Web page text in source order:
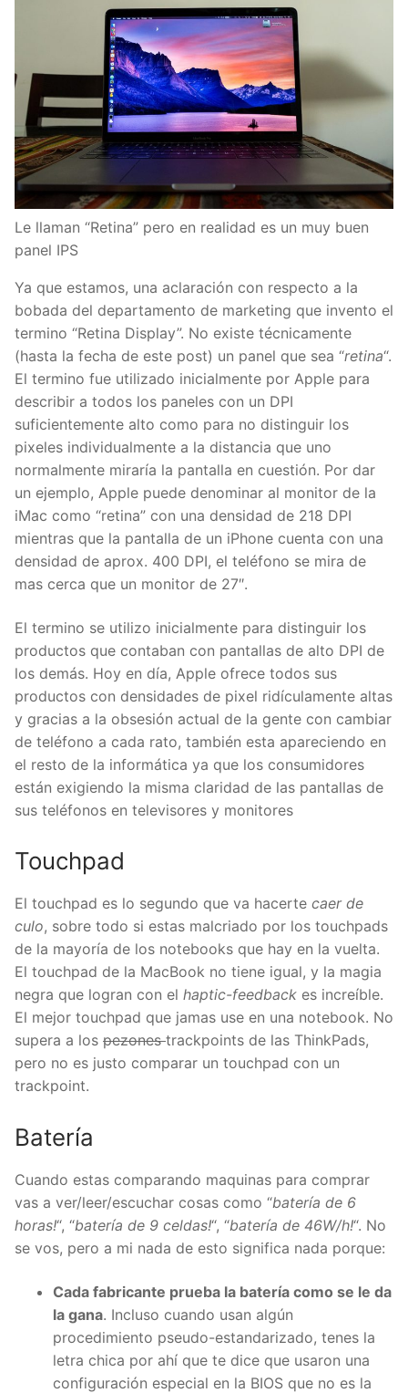
Le llaman “Retina” pero en realidad es un muy buen
panel IPS
Ya que estamos, una aclaración con respecto a la
bobada del departamento de marketing que invento el
termino “Retina Display”. No existe técnicamente
(hasta la fecha de este post) un panel que sea “retina“.
El termino fue utilizado inicialmente por Apple para
describir a todos los paneles con un DPI
suficientemente alto como para no distinguir los
pixeles individualmente a la distancia que uno
normalmente miraría la pantalla en cuestión. Por dar
un ejemplo, Apple puede denominar al monitor de la
iMac como “retina” con una densidad de 218 DPI
mientras que la pantalla de un iPhone cuenta con una
densidad de aprox. 400 DPI, el teléfono se mira de
mas cerca que un monitor de 27″.
El termino se utilizo inicialmente para distinguir los
productos que contaban con pantallas de alto DPI de
los demás. Hoy en día, Apple ofrece todos sus
productos con densidades de pixel ridículamente altas
y gracias a la obsesión actual de la gente con cambiar
de teléfono a cada rato, también esta apareciendo en
el resto de la informática ya que los consumidores
están exigiendo la misma claridad de las pantallas de
sus teléfonos en televisores y monitores
Touchpad
El touchpad es lo segundo que va hacerte caer de
culo, sobre todo si estas malcriado por los touchpads
de la mayoría de los notebooks que hay en la vuelta.
El touchpad de la MacBook no tiene igual, y la magia
negra que logran con el haptic-feedback es increíble.
El mejor touchpad que jamas use en una notebook. No
supera a los pezonestrackpoints de las ThinkPads,
pero no es justo comparar un touchpad con un
trackpoint.
Batería
Cuando estas comparando maquinas para comprar
vas a ver/leer/escuchar cosas como “batería de 6
horas!“, “batería de 9 celdas!“, “batería de 46W/h!“. No
se vos, pero a mi nada de esto significa nada porque:
Cada fabricante prueba la batería como se le da
la gana. Incluso cuando usan algún
procedimiento pseudo-estandarizado, tenes la
letra chica por ahí que te dice que usaron una
configuración especial en la BIOS que no es la